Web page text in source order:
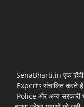
SenaBharti.in एक
Experts संचालित करते
Police और अन्य सरकारी